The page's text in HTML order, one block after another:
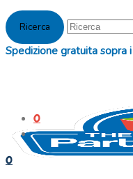
Spedizione gratuita sopra
0
0